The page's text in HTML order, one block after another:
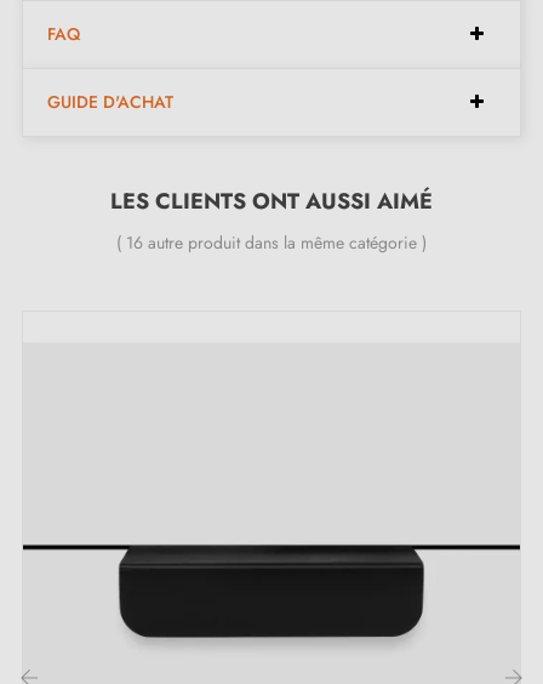
Longueur de la tige :
Inclus dans le kit :
authentique sur vos meubles, qu'il s'agisse de
commodes, de tiroirs ou d'armoires. Parfait pour
ajouter une finition élégante et intemporelle à vos
FAQ
GUIDE D'ACHAT
LES CLIENTS ONT AUSSI AIMÉ
( 16 autre produit dans la même catégorie )